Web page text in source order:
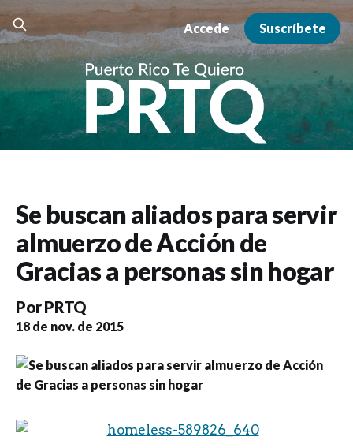
Accede Suscríbete
Se buscan aliados para servir
almuerzo de Acción de
Gracias a personas sin hogar
PorPRTQ
18 de nov. de 2015